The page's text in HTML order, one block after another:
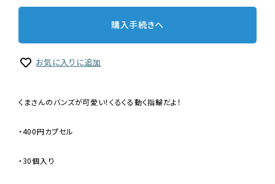
購入手続きへ
お気に入りに追加
くまさんのバンズが可愛い！くるくる動く指輪だよ！
・400円カプセル
・30個入り